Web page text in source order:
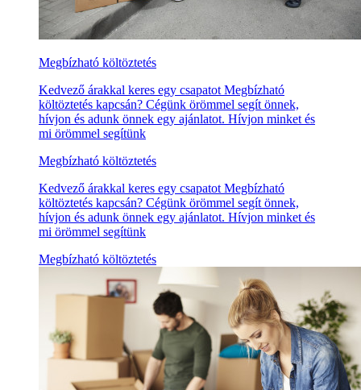
Megbízható költöztetés
Kedvező árakkal keres egy csapatot Megbízható
költöztetés kapcsán? Cégünk örömmel segít önnek,
hívjon és adunk önnek egy ajánlatot. Hívjon minket és
mi örömmel segítünk
Megbízható költöztetés
Kedvező árakkal keres egy csapatot Megbízható
költöztetés kapcsán? Cégünk örömmel segít önnek,
hívjon és adunk önnek egy ajánlatot. Hívjon minket és
mi örömmel segítünk
Megbízható költöztetés